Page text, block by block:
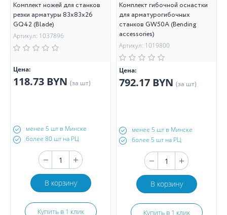
Комплект ножей для станков
резки арматуры 83х83х26
GQ42 (Blade)
Артикул: 1037896
Цена:
118.73 BYN (за шт)
менее 5 шт в Минске
более 80 шт на РЦ
В корзину
Купить в 1 клик
Комплект гибочной оснастки
для арматурогибочных
станков GW50A (Bending
accessories)
Артикул: 1019800
Цена:
792.17 BYN (за шт)
менее 5 шт в Минске
более 5 шт на РЦ
В корзину
Купить в 1 клик